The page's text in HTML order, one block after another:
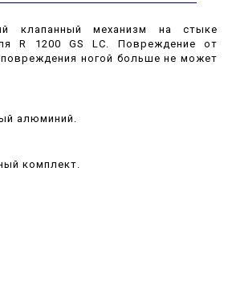
клапанный механизм на стыке
R 1200 GS LC. Повреждение от
повреждения ногой больше не может
алюминий.
комплект.